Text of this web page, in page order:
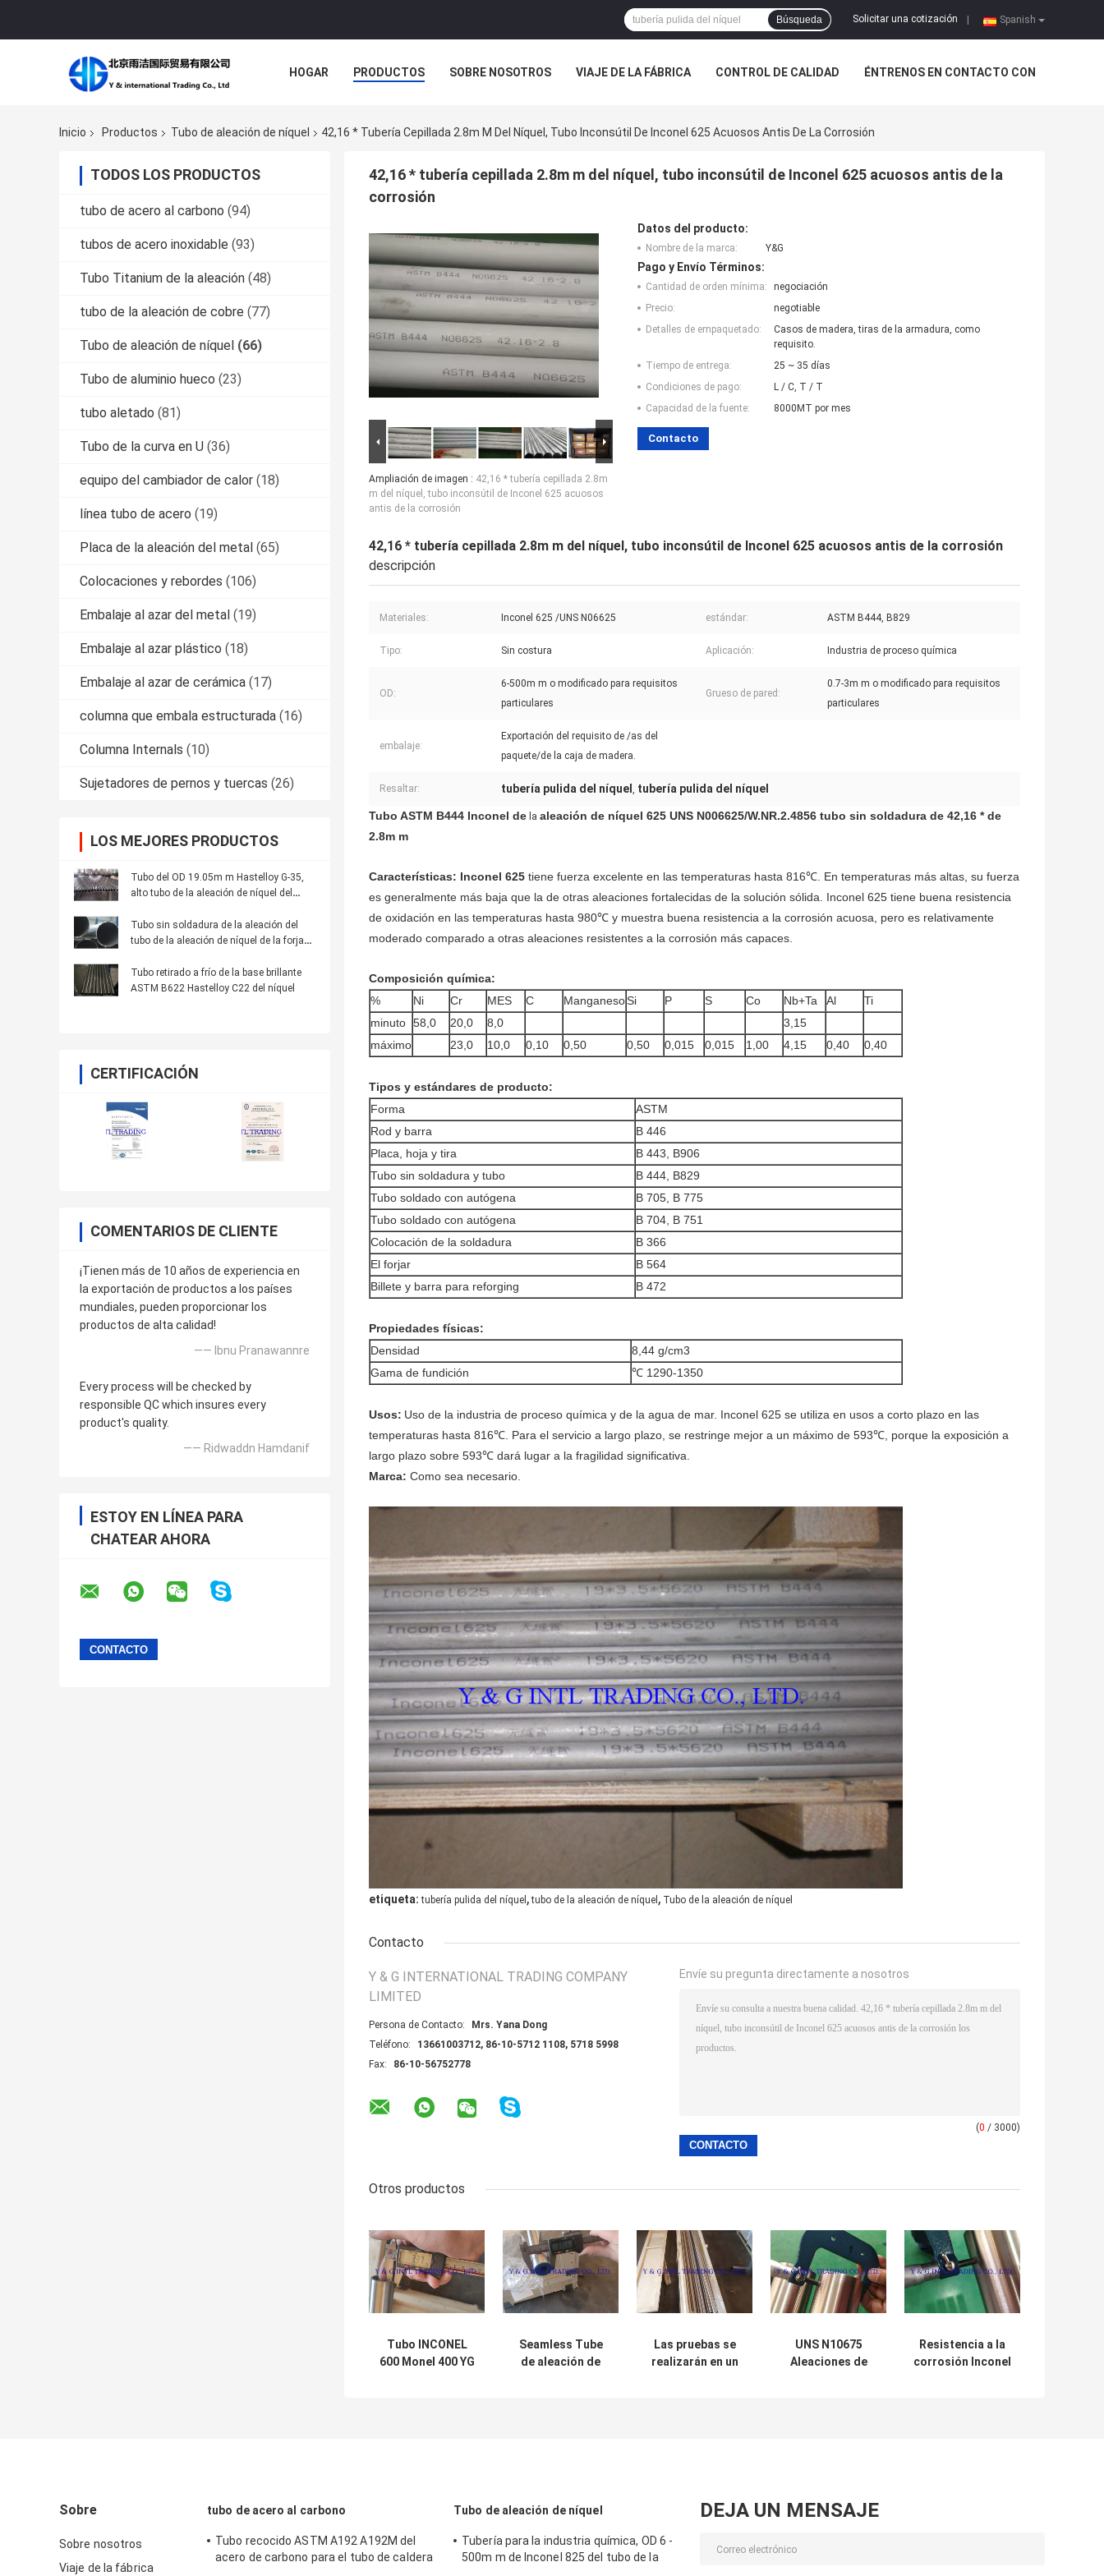
Spanish
Solicitar una cotización
Búsqueda
HOGAR PRODUCTOS SOBRE NOSOTROS VIAJE DE LA FÁBRICA CONTROL DE CALIDAD ÉNTRENOS EN CONTACTO CON
Inicio
Productos Tubo de aleación de níquel 42,16 * Tubería Cepillada 2.8m M Del Níquel, Tubo Inconsútil De Inconel 625 Acuosos Antis De La Corrosión
TODOS LOS PRODUCTOS
tubo de acero al carbono (94)
tubos de acero inoxidable (93)
Tubo Titanium de la aleación (48)
tubo de la aleación de cobre (77)
Tubo de aleación de níquel (66)
Tubo de aluminio hueco (23)
tubo aletado (81)
Tubo de la curva en U (36)
equipo del cambiador de calor (18)
línea tubo de acero (19)
Placa de la aleación del metal (65)
Colocaciones y rebordes (106)
Embalaje al azar del metal (19)
Embalaje al azar plástico (18)
Embalaje al azar de cerámica (17)
columna que embala estructurada (16)
Columna Internals (10)
Sujetadores de pernos y tuercas (26)
LOS MEJORES PRODUCTOS
Tubo del OD 19.05m m Hastelloy G-35,
alto tubo de la aleación de níquel del
Tubo sin soldadura de la aleación del
tubo de la aleación de níquel de la forja
Tubo retirado a frío de la base brillante
ASTM B622 Hastelloy C22 del níquel
CERTIFICACIÓN
COMENTARIOS DE CLIENTE
¡Tienen más de 10 años de experiencia en
la exportación de productos a los países
mundiales, pueden proporcionar los
productos de alta calidad!
—— Ibnu Pranawannre
Every process will be checked by
responsible QC which insures every
product's quality.
—— Ridwaddn Hamdanif
ESTOY EN LÍNEA PARA
CHATEAR AHORA
42,16 * tubería cepillada 2.8m m del níquel, tubo inconsútil de Inconel 625 acuosos antis de la
corrosión
Ampliación de imagen : 42,16 * tubería cepillada 2.8m
m del níquel, tubo inconsútil de Inconel 625 acuosos
antis de la corrosión
Datos del producto:
Nombre de la marca: Y&G
Pago y Envío Términos:
Cantidad de orden mínima:
negociación
Precio:
negotiable
Detalles de empaquetado:
Casos de madera, tiras de la armadura, como
requisito.
Tiempo de entrega:
25 ~ 35 días
Condiciones de pago:
L / C, T / T
Capacidad de la fuente:
8000MT por mes
Contacto
42,16 * tubería cepillada 2.8m m del níquel, tubo inconsútil de Inconel 625 acuosos antis de la corrosión
descripción
Materiales: Inconel 625 /UNS N06625 estándar: ASTM B444, B829
Tipo: Sin costura Aplicación: Industria de proceso química
OD:
6-500m m o modificado para requisitos
particulares
Grueso de pared:
0.7-3m m o modificado para requisitos
particulares
embalaje:
Exportación del requisito de /as del
paquete/de la caja de madera.
Resaltar: tubería pulida del níquel , tubería pulida del níquel
Tubo ASTM B444 Inconel de la aleación de níquel 625 UNS N006625/W.NR.2.4856 tubo sin soldadura de 42,16 * de
2.8m m
Características: Inconel 625 tiene fuerza excelente en las temperaturas hasta 816℃. En temperaturas más altas, su fuerza
es generalmente más baja que la de otras aleaciones fortalecidas de la solución sólida. Inconel 625 tiene buena resistencia
de oxidación en las temperaturas hasta 980℃ y muestra buena resistencia a la corrosión acuosa, pero es relativamente
moderado comparado a otras aleaciones resistentes a la corrosión más capaces.
Composición química:
%
Ni Cr MES C ManganesoSi P S Co Nb+Ta Al
Ti
minuto 58,0 20,0 8,0
3,15
máximo
23,0 10,0 0,10 0,50 0,50 0,015 0,015 1,00 4,15 0,40 0,40
Tipos y estándares de producto:
Forma
ASTM
Rod y barra
B 446
Placa, hoja y tira
B 443, B906
Tubo sin soldadura y tubo
B 444, B829
Tubo soldado con autógena
B 705, B 775
Tubo soldado con autógena
B 704, B 751
Colocación de la soldadura
B 366
El forjar
B 564
Billete y barra para reforging
B 472
Propiedades físicas:
Densidad
8,44 g/cm3
Gama de fundición
℃ 1290-1350
Usos: Uso de la industria de proceso química y de la agua de mar. Inconel 625 se utiliza en usos a corto plazo en las
temperaturas hasta 816℃. Para el servicio a largo plazo, se restringe mejor a un máximo de 593℃, porque la exposición a
largo plazo sobre 593℃ dará lugar a la fragilidad significativa.
Marca: Como sea necesario.
etiqueta: tubería pulida del níquel , tubo de la aleación de níquel , Tubo de la aleación de níquel
Contacto
Y & G INTERNATIONAL TRADING COMPANY
LIMITED
Persona de Contacto:
Mrs. Yana Dong
Teléfono:
13661003712, 86-10-5712 1108, 5718 5998
Fax:
86-10-56752778
Envíe su pregunta directamente a nosotros
(0 / 3000)
Otros productos
Tubo INCONEL
600 Monel 400 YG
Seamless Tube
de aleación de
Las pruebas se
realizarán en un
UNS N10675
Aleaciones de
Resistencia a la
corrosión Inconel
Sobre
Sobre nosotros
Viaje de la fábrica
tubo de acero al carbono
Tubo recocido ASTM A192 A192M del
acero de carbono para el tubo de caldera
Tubo de aleación de níquel
Tubería para la industria química, OD 6 -
500m m de Inconel 825 del tubo de la
DEJA UN MENSAJE